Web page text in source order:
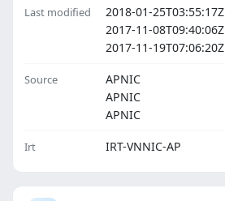
Last modified
2018-01-25T03:55:17Z
2017-11-08T09:40:06Z
2017-11-19T07:06:20Z
Source
APNIC
APNIC
APNIC
Irt IRT-VNNIC-AP